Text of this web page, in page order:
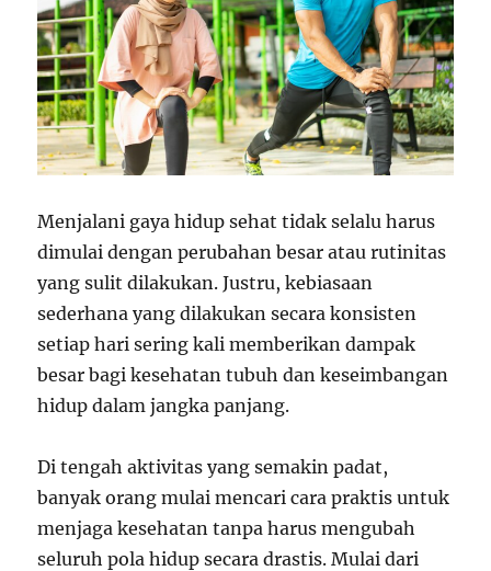
Menjalani gaya hidup sehat tidak selalu harus
dimulai dengan perubahan besar atau rutinitas
yang sulit dilakukan. Justru, kebiasaan
sederhana yang dilakukan secara konsisten
setiap hari sering kali memberikan dampak
besar bagi kesehatan tubuh dan keseimbangan
hidup dalam jangka panjang.
Di tengah aktivitas yang semakin padat,
banyak orang mulai mencari cara praktis untuk
menjaga kesehatan tanpa harus mengubah
seluruh pola hidup secara drastis. Mulai dari